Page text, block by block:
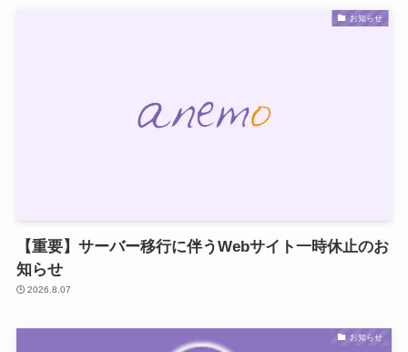
お知らせ
【重要】サーバー移行に伴うWebサイト一時休止のお
知らせ
2026.8.07
お知らせ